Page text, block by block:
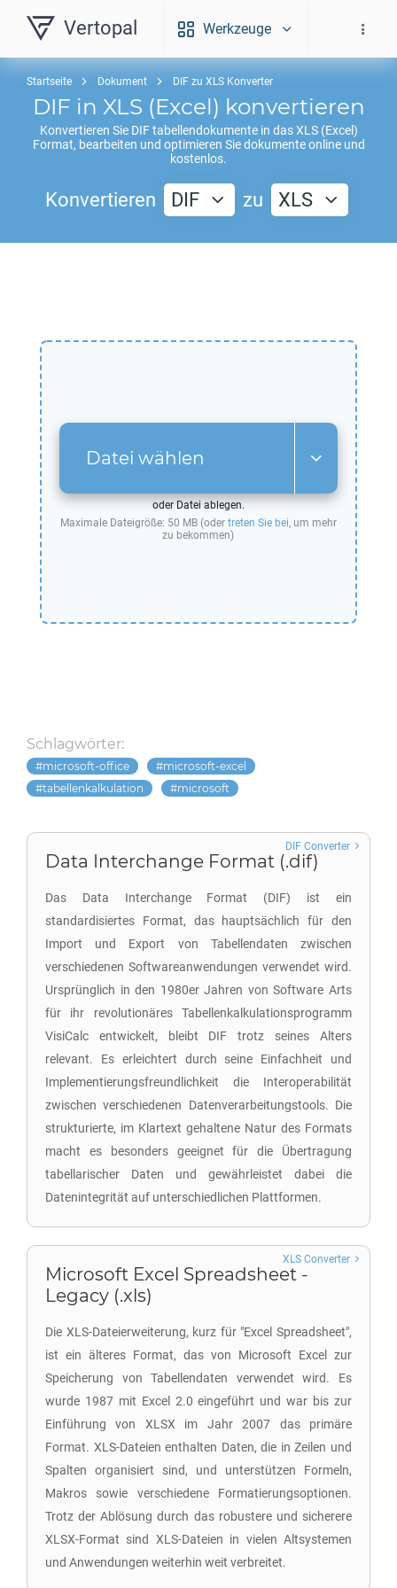
Vertopal Werkzeuge
Startseite Dokument DIF zu XLS Konverter
DIF in XLS (Excel) konvertieren
Konvertieren Sie DIFtabellendokumente in dasXLS(Excel)
Format, bearbeiten und optimieren Sie dokumente online und
kostenlos.
Konvertieren DIF zu XLS
Datei wählen
oder Datei ablegen.
Maximale Dateigröße: 50 MB (oder treten Sie bei, um mehr
zu bekommen)
Schlagwörter:
microsoft-office
microsoft-excel
tabellenkalkulation
microsoft
Data Interchange Format (.dif)
Das Data Interchange Format (DIF) ist ein
standardisiertes Format, das hauptsächlich für den
Import und Export von Tabellendaten zwischen
verschiedenen Softwareanwendungen verwendet wird.
Ursprünglich in den 1980er Jahren von Software Arts
für ihr revolutionäres Tabellenkalkulationsprogramm
VisiCalc entwickelt, bleibt DIF trotz seines Alters
relevant. Es erleichtert durch seine Einfachheit und
Implementierungsfreundlichkeit die Interoperabilität
zwischen verschiedenen Datenverarbeitungstools. Die
strukturierte, im Klartext gehaltene Natur des Formats
macht es besonders geeignet für die Übertragung
tabellarischer Daten und gewährleistet dabei die
Datenintegrität auf unterschiedlichen Plattformen.
DIF Converter
Microsoft Excel Spreadsheet -
Legacy (.xls)
Die XLS-Dateierweiterung, kurz für "Excel Spreadsheet",
ist ein älteres Format, das von Microsoft Excel zur
Speicherung von Tabellendaten verwendet wird. Es
wurde 1987 mit Excel 2.0 eingeführt und war bis zur
Einführung von XLSX im Jahr 2007 das primäre
Format. XLS-Dateien enthalten Daten, die in Zeilen und
Spalten organisiert sind, und unterstützen Formeln,
Makros sowie verschiedene Formatierungsoptionen.
Trotz der Ablösung durch das robustere und sicherere
XLSX-Format sind XLS-Dateien in vielen Altsystemen
und Anwendungen weiterhin weit verbreitet.
XLS Converter